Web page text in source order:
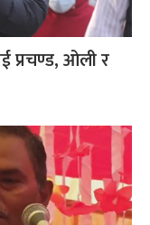
प्रचण्ड, ओली र